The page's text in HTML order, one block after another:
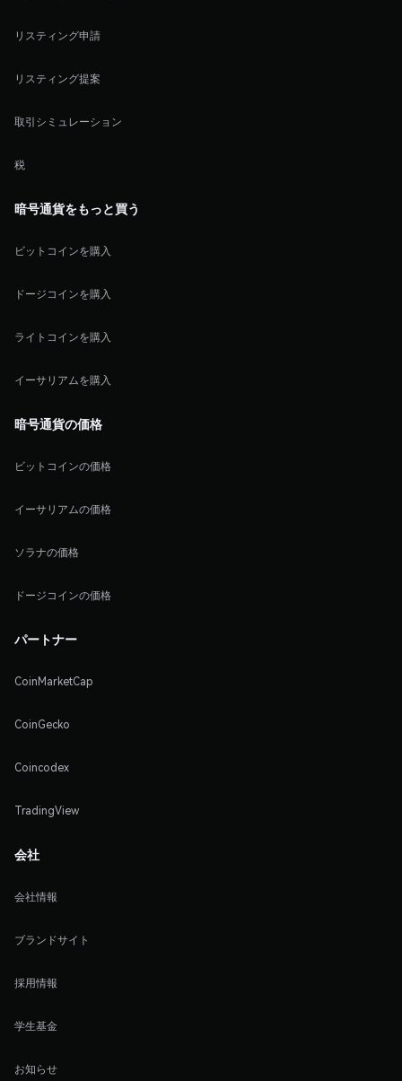
リスティング申請
リスティング提案
取引シミュレーション
税
暗号通貨をもっと買う
ビットコインを購入
ドージコインを購入
ライトコインを購入
イーサリアムを購入
暗号通貨の価格
ビットコインの価格
イーサリアムの価格
ソラナの価格
ドージコインの価格
パートナー
CoinMarketCap
CoinGecko
Coincodex
TradingView
会社
会社情報
ブランドサイト
採用情報
学生基金
お知らせ